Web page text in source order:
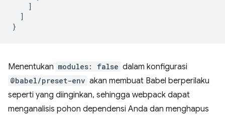
]
]
}
Menentukan modules: false dalam konfigurasi
@babel/preset-env akan membuat Babel berperilaku
seperti yang diinginkan, sehingga webpack dapat
menganalisis pohon dependensi Anda dan menghapus